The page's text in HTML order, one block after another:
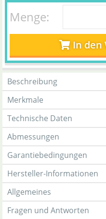
Menge:
In den
Beschreibung
Merkmale
Technische Daten
Abmessungen
Garantiebedingungen
Hersteller-Informationen
Allgemeines
Fragen und Antworten